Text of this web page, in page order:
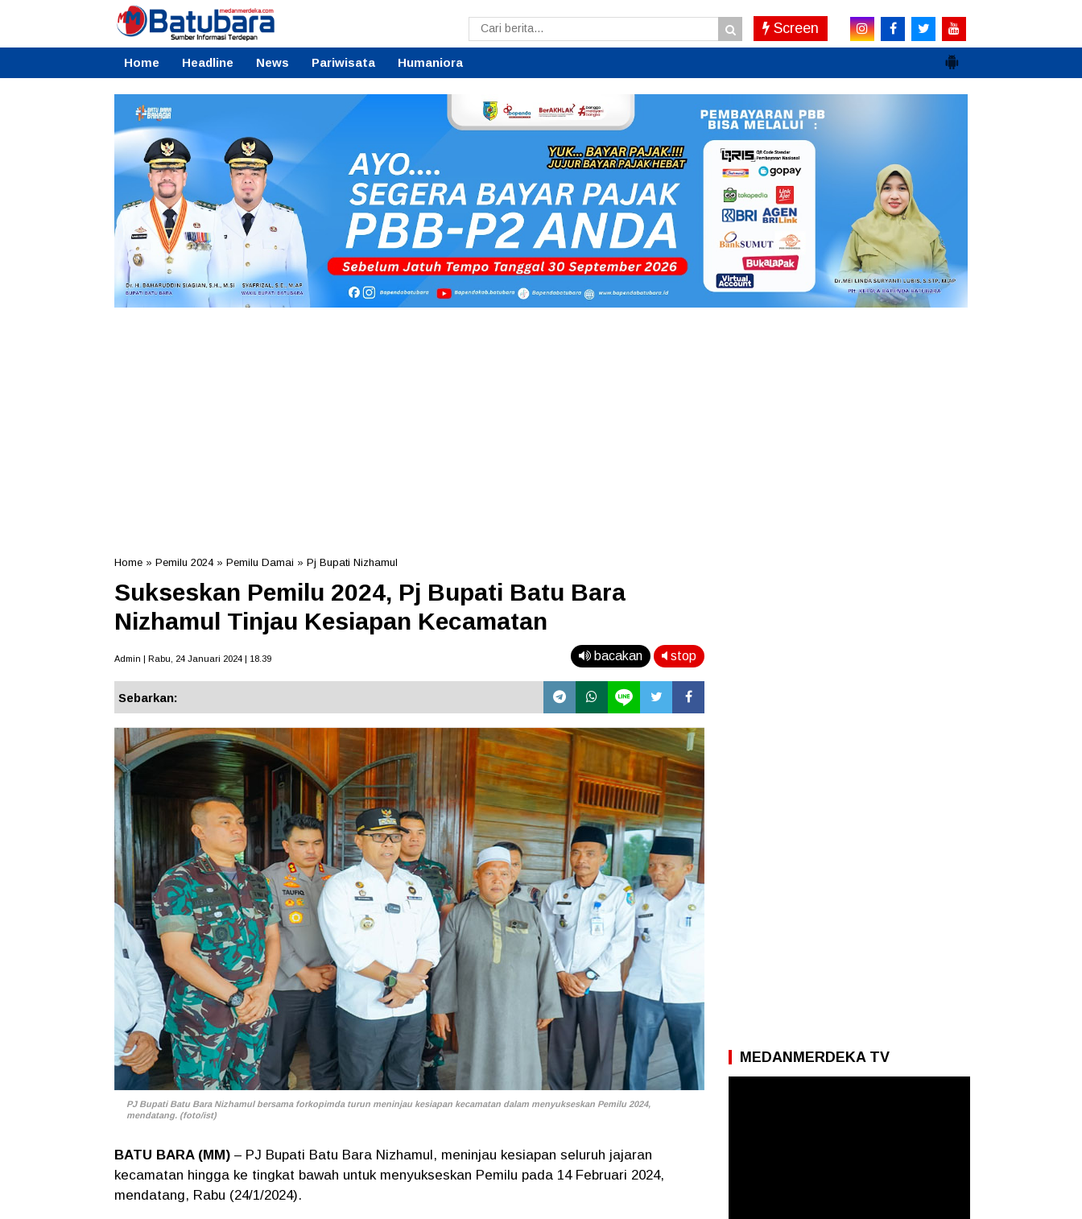
Screen
Home Headline News Pariwisata Humaniora
Home » Pemilu 2024» Pemilu Damai » Pj Bupati Nizhamul
Sukseskan Pemilu 2024, Pj Bupati Batu Bara
Nizhamul Tinjau Kesiapan Kecamatan
Admin | Rabu, 24 Januari 2024 | 18.39 bacakan stop
Sebarkan:
PJ Bupati Batu Bara Nizhamul bersama forkopimda turun meninjau kesiapan kecamatan dalam menyukseskan Pemilu 2024,
mendatang. (foto/ist)
BATU BARA (MM) – PJ Bupati Batu Bara Nizhamul, meninjau kesiapan seluruh jajaran
kecamatan hingga ke tingkat bawah untuk menyukseskan Pemilu pada 14 Februari 2024,
mendatang, Rabu (24/1/2024).
MEDANMERDEKA TV